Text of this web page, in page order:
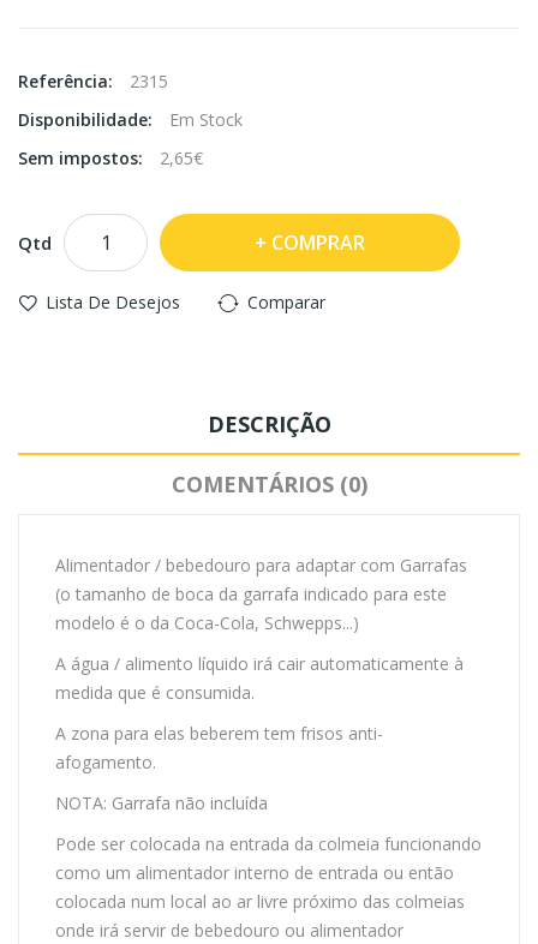
Referência:
2315
Disponibilidade:
Em Stock
Sem impostos:
2,65€
Qtd COMPRAR
Lista De Desejos Comparar
DESCRIÇÃO
COMENTÁRIOS (0)
Alimentador / bebedouro para adaptar com Garrafas
(o tamanho de boca da garrafa indicado para este
modelo é o da Coca-Cola, Schwepps...)
A água / alimento líquido irá cair automaticamente à
medida que é consumida.
A zona para elas beberem tem frisos anti-
afogamento.
NOTA: Garrafa não incluída
Pode ser colocada na entrada da colmeia funcionando
como um alimentador interno de entrada ou então
colocada num local ao ar livre próximo das colmeias
onde irá servir de bebedouro ou alimentador